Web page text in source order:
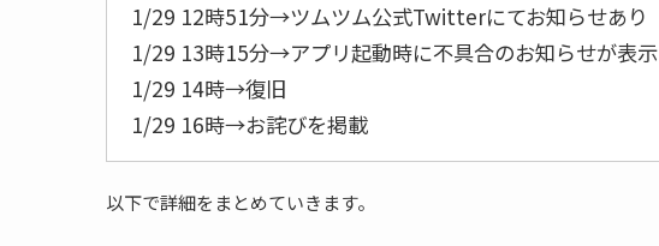
1/29 12時51分→ツムツム公式Twitterにてお知らせあり
1/29 13時15分→アプリ起動時に不具合のお知らせが表示
1/29 14時→復旧
1/29 16時→お詫びを掲載
以下で詳細をまとめていきます。